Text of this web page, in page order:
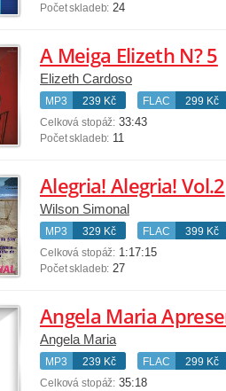
Počet skladeb: 24
A Meiga Elizeth N? 5
Elizeth Cardoso
MP3 239 Kč FLAC
299 Kč
Celková stopáž: 33:43
Počet skladeb: 11
Alegria! Alegria! Vol.2
Wilson Simonal
MP3 329 Kč FLAC
399 Kč
Celková stopáž: 1:17:15
Počet skladeb: 27
Angela Maria
MP3 239 Kč FLAC
299 Kč
Celková stopáž: 35:18